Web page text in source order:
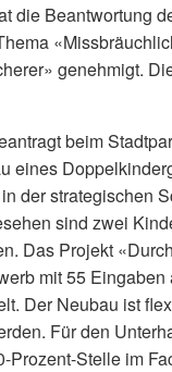
die Beantwortung
genehmigt.
beim
eines
der strategischen
sind zwei
Das Projekt
mit 55
Der Neubau ist
Für den
Prozent-Stelle im